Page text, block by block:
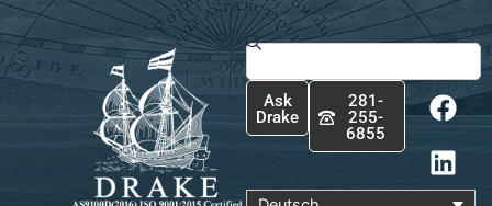
Zum
Inhalt
springen
Suche
Ask
Drake
281-
255-
6855
F
a
c
e
L
i
n
k